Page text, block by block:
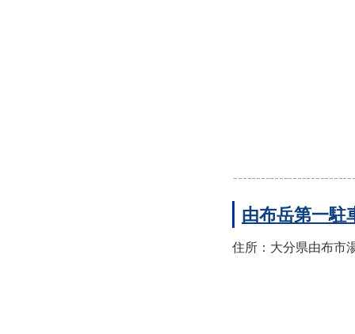
由布岳第一駐
住所：大分県由布市